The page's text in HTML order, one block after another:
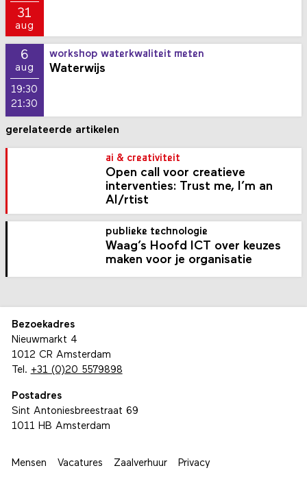
31
aug
6
aug
19:30
21:30
workshop waterkwaliteit meten
Waterwijs
gerelateerde artikelen
ai & creativiteit
Open call voor creatieve
interventies: Trust me, I’m an
AI/rtist
publieke technologie
Waag’s Hoofd ICT over keuzes
maken voor je organisatie
Bezoekadres
Nieuwmarkt 4
1012 CR Amsterdam
Tel. +31 (0)20 5579898
Postadres
Sint Antoniesbreestraat 69
1011 HB Amsterdam
Mensen Vacatures Zaalverhuur Privacy